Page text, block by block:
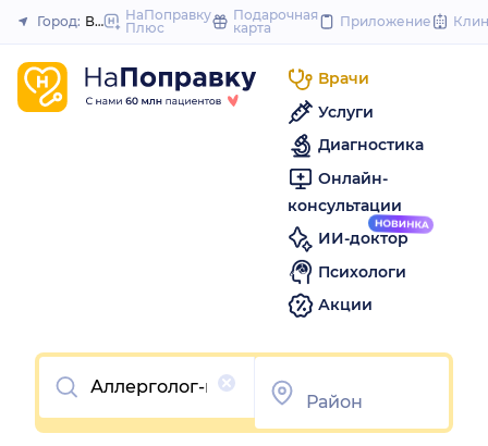
to
Закрыть
Город: ВолгоградНаПоправку
Плюс
Подарочная
карта
Приложение
Врачи
Услуги
Диагностика
Онлайн-
консультации
ИИ-доктор
Психологи
Акции
Очистить